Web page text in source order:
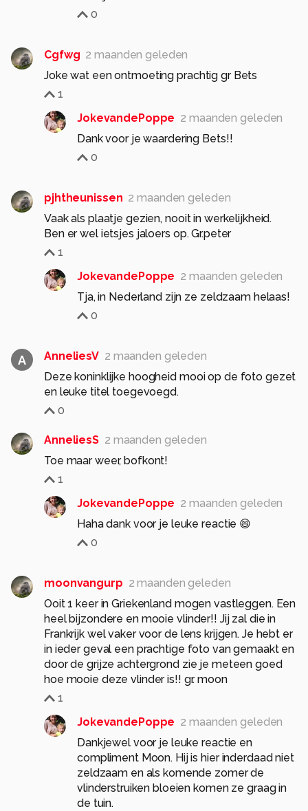
0
Cgfwg 2 maanden geleden
Joke wat een ontmoeting prachtig gr Bets
1
JokevandePoppe 2 maanden geleden
Dank voor je waardering Bets!!
0
pjhtheunissen 2 maanden geleden
Vaak als plaatje gezien, nooit in werkelijkheid.
Ben er wel ietsjes jaloers op. Gr.peter
1
JokevandePoppe 2 maanden geleden
0
A AnneliesV 2 maanden geleden
Deze koninklijke hoogheid mooi op de foto gezet
en leuke titel toegevoegd.
0
AnneliesS 2 maanden geleden
Toe maar weer, bofkont!
1
JokevandePoppe 2 maanden geleden
Haha dank voor je leuke reactie 😄
0
moonvangurp 2 maanden geleden
Ooit 1 keer in Griekenland mogen vastleggen. Een
heel bijzondere en mooie vlinder!! Jij zal die in
Frankrijk wel vaker voor de lens krijgen. Je hebt er
in ieder geval een prachtige foto van gemaakt en
door de grijze achtergrond zie je meteen goed
hoe mooie deze vlinder is!! gr. moon
1
JokevandePoppe 2 maanden geleden
Dankjewel voor je leuke reactie en
compliment Moon. Hij is hier inderdaad niet
zeldzaam en als komende zomer de
vlinderstruiken bloeien komen ze graag in
de tuin.